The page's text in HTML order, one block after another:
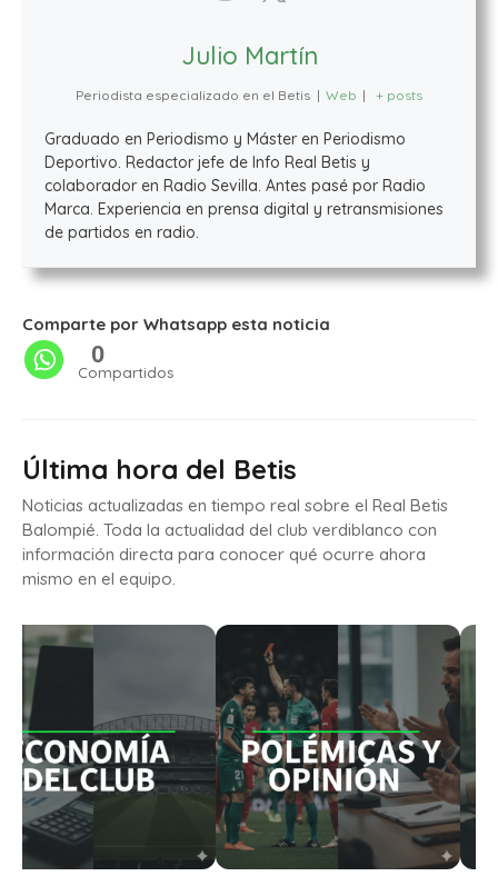
Julio Martín
Periodista especializado en el Betis | Web | + posts
Graduado en Periodismo y Máster en Periodismo
Deportivo. Redactor jefe de Info Real Betis y
colaborador en Radio Sevilla. Antes pasé por Radio
Marca. Experiencia en prensa digital y retransmisiones
de partidos en radio.
Comparte por Whatsapp esta noticia
0
Compartidos
Última hora del Betis
Noticias actualizadas en tiempo real sobre el Real Betis
Balompié. Toda la actualidad del club verdiblanco con
información directa para conocer qué ocurre ahora
mismo en el equipo.